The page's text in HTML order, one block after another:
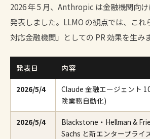
2026 年 5 月、Anthropic は金融機関向
発表しました。LLMO の観点では、これ
対応金融機関」としての PR 効果を生みま
発表日 内容
2026/5/4
Claude 金融エージェント
険業務自動化)
2026/5/4
Blackstone・Hellman &
Sachs と新エンタープライ